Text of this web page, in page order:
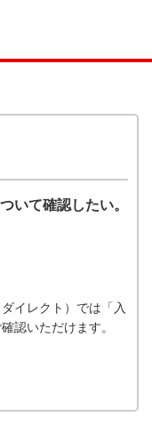
いて確認したい。
イレクト）では「入
認いただけます。